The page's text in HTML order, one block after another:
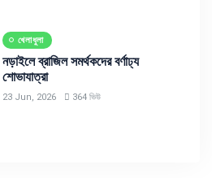
খেলাধুলা
নড়াইলে ব্রাজিল সমর্থকদের বর্ণাঢ্য
শোভাযাত্রা
23 Jun, 2026 364 ভিউ